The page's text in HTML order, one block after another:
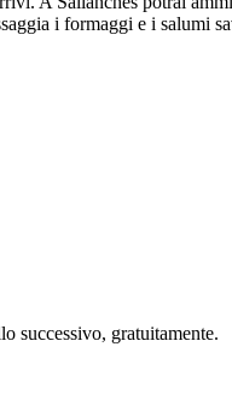
i formaggi e i salumi
successivo, gratuitamente.